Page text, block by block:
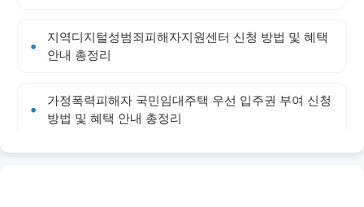
지역디지털성범죄피해자지원센터 신청 방법 및 혜택
안내 총정리
가정폭력피해자 국민임대주택 우선 입주권 부여 신청
방법 및 혜택 안내 총정리